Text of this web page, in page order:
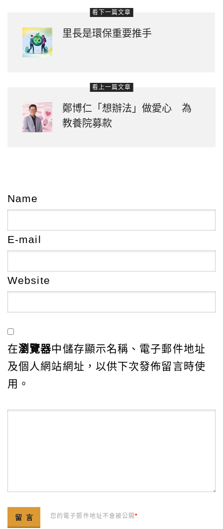
看下一篇文章
里長是環保重要推手
看上一篇文章
鄭博仁「想辦法」做愛心 為
教養院募款
Name
E-mail
Website
在瀏覽器中儲存顯示名稱、電子郵件地址
及個人網站網址，以供下次發佈留言時使
用。
您的電子郵件地址不會被公開*